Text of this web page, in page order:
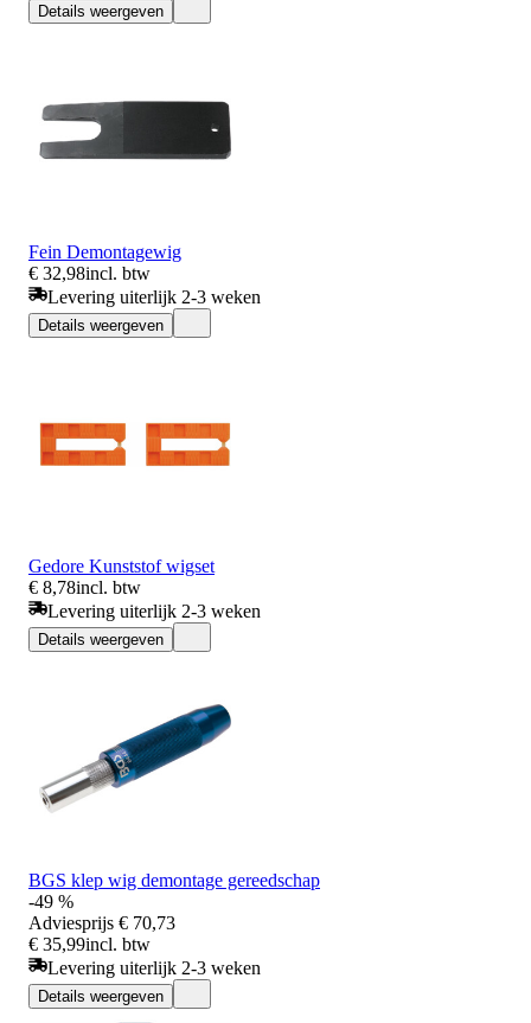
Details weergeven
Fein Demontagewig
€ 32,98incl. btw
Levering uiterlijk 2-3 weken
Details weergeven
Gedore Kunststof wigset
€ 8,78incl. btw
Levering uiterlijk 2-3 weken
Details weergeven
BGS klep wig demontage gereedschap
-49 %
Adviesprijs € 70,73
€ 35,99incl. btw
Levering uiterlijk 2-3 weken
Details weergeven